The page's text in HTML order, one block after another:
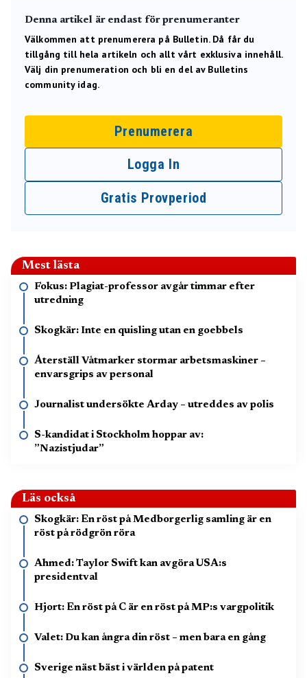
Denna artikel är endast för prenumeranter
Välkommen att prenumerera på Bulletin. Då får du
tillgång till hela artikeln och allt vårt exklusiva innehåll.
Välj din prenumeration och bli en del av Bulletins
community idag.
Prenumerera
Logga In
Gratis Provperiod
Mest lästa
Fokus: Plagiat-professor avgår timmar efter
utredning
Skogkär: Inte en quisling utan en goebbels
Återställ Våtmarker stormar arbetsmaskiner –
envarsgrips av personal
Journalist undersökte Arday – utreddes av polis
S-kandidat i Stockholm hoppar av:
”Nazistjudar”
Läs också
Skogkär: En röst på Medborgerlig samling är en
röst på rödgrön röra
Ahmed: Taylor Swift kan avgöra USA:s
presidentval
Hjort: En röst på C är en röst på MP:s vargpolitik
Valet: Du kan ångra din röst – men bara en gång
Sverige näst bäst i världen på patent